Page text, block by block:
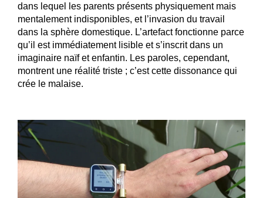
dans lequel les parents présents physiquement mais
mentalement indisponibles, et l’invasion du travail
dans la sphère domestique. L’artefact fonctionne parce
qu’il est immédiatement lisible et s’inscrit dans un
imaginaire naïf et enfantin. Les paroles, cependant,
montrent une réalité triste ; c’est cette dissonance qui
crée le malaise.